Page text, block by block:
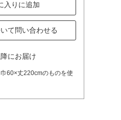
入りに追加
て問い合わせる
にお届け
60×丈220cmのものを使